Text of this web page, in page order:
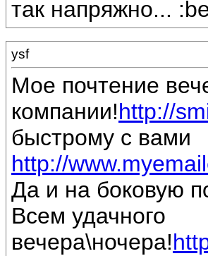
так напряжно...
ysf
Мое почтение
компании!http://
быстрому с вами
http://
Да и на боковую
Всем удачного
вечера\ночера!